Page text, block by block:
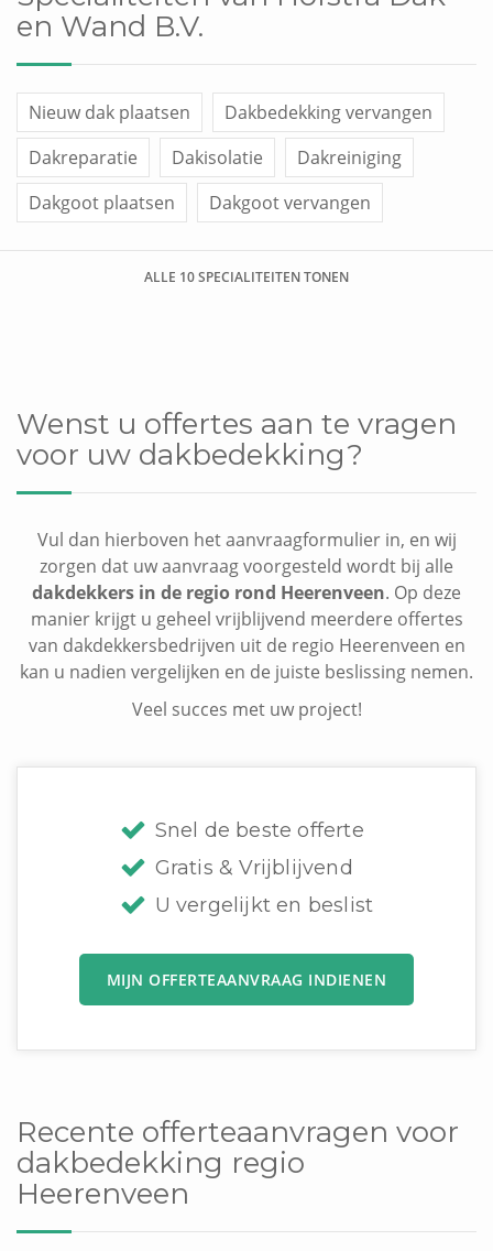
en Wand B.V.
Nieuw dak plaatsen
Dakbedekking vervangen
Dakreparatie
Dakisolatie
Dakreiniging
Dakgoot plaatsen
Dakgoot vervangen
Dakraam plaatsen
Overige werken
ALLE 10 SPECIALITEITEN TONEN
Wenst u offertes aan te vragen
voor uw dakbedekking?
Vul dan hierboven het aanvraagformulier in, en wij
zorgen dat uw aanvraag voorgesteld wordt bij alle
dakdekkers in de regio rond Heerenveen. Op deze
manier krijgt u geheel vrijblijvend meerdere offertes
van dakdekkersbedrijven uit de regio Heerenveen en
kan u nadien vergelijken en de juiste beslissing nemen.
Veel succes met uw project!
Snel de beste offerte
Gratis & Vrijblijvend
U vergelijkt en beslist
MIJN OFFERTEAANVRAAG INDIENEN
Recente offerteaanvragen voor
dakbedekking regio
Heerenveen